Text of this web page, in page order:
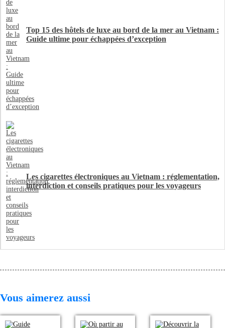
Top 15 des hôtels de luxe au bord de la mer au Vietnam :
Guide ultime pour échappées d’exception
Les cigarettes électroniques au Vietnam : réglementation,
interdiction et conseils pratiques pour les voyageurs
Vous aimerez aussi